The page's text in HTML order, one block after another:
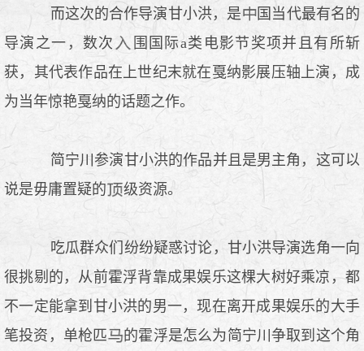
而这次的合作导演甘小洪，是
国当代最有名的
导演之一，数次
围国际a类电影节奖项并且有所斩
获，其代表作品在上世纪末就在戛纳影展压轴上演，成
为当年惊艳戛纳的话题之作。
简宁川参演甘小洪的作品并且是男主角，这可以
说是毋庸置疑的
级资源。
吃瓜群众们纷纷疑惑讨论，甘小洪导演选角一向
很挑剔的，从前霍浮背靠成果娱乐这棵大树好乘凉，都
不一定能拿到甘小洪的男一，现在离开成果娱乐的大手
笔投资，单枪匹
的霍浮是怎么为简宁川争取到这个角